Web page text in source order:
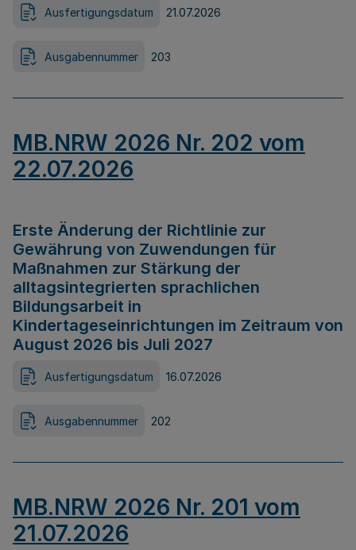
Ausfertigungsdatum 21.07.2026
Ausgabennummer 203
MB.NRW 2026 Nr. 202 vom
22.07.2026
Erste Änderung der Richtlinie zur
Gewährung von Zuwendungen für
Maßnahmen zur Stärkung der
alltagsintegrierten sprachlichen
Bildungsarbeit in
Kindertageseinrichtungen im Zeitraum von
August 2026 bis Juli 2027
Ausfertigungsdatum 16.07.2026
Ausgabennummer 202
MB.NRW 2026 Nr. 201 vom
21.07.2026